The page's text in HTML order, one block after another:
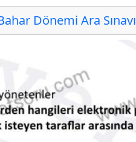
Dönemi Ara Sınavı